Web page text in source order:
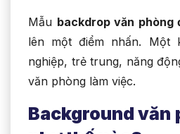
Mẫu backdrop văn phòng
lên một điểm nhấn. Một
nghiệp, trẻ trung, năng
văn phòng làm việc.
Background văn